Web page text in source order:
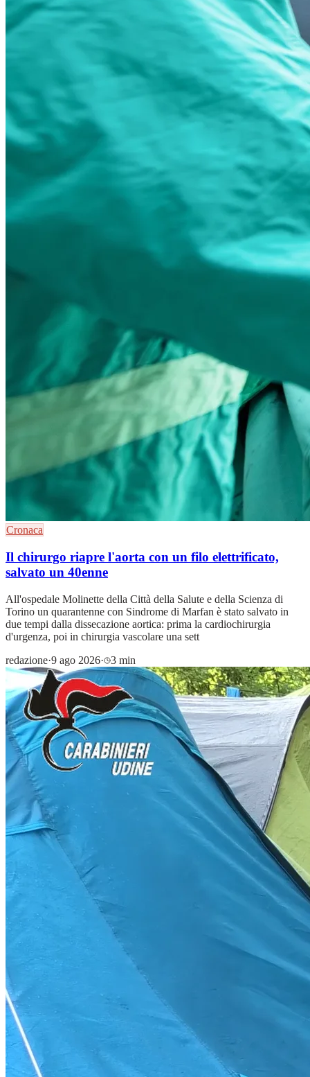
Cronaca
Il chirurgo riapre l'aorta con un filo elettrificato,
salvato un 40enne
All'ospedale Molinette della Città della Salute e della Scienza di
Torino un quarantenne con Sindrome di Marfan è stato salvato in
due tempi dalla dissecazione aortica: prima la cardiochirurgia
d'urgenza, poi in chirurgia vascolare una sett
redazione·9 ago 2026· 3 min